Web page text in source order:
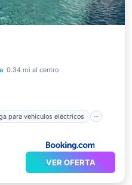
0.34 mi al centro
para vehículos eléctricos
eléctricos
VER OFERTA